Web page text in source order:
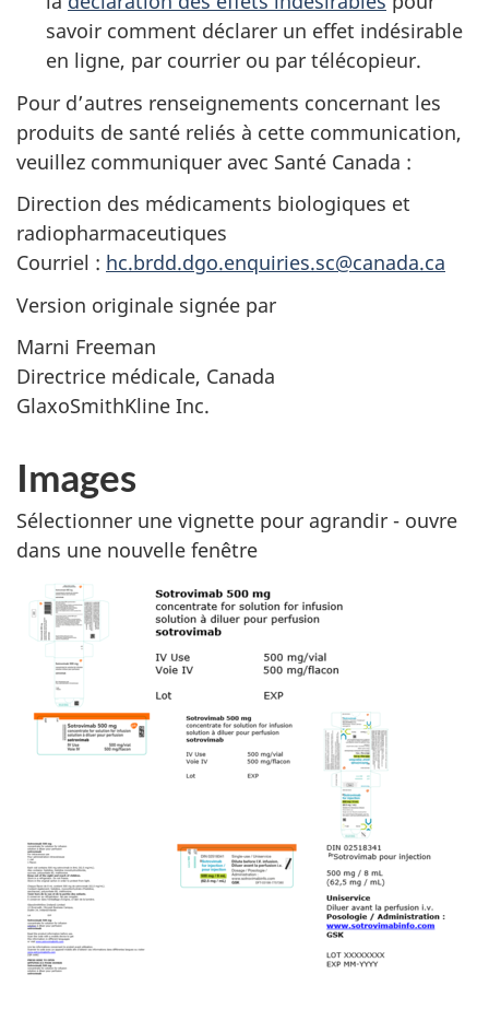
savoir comment déclarer un effet indésirable
en ligne, par courrier ou par télécopieur.
Pour d’autres renseignements concernant les
produits de santé reliés à cette communication,
veuillez communiquer avec Santé Canada :
Direction des médicaments biologiques et
radiopharmaceutiques
Courriel : hc.brdd.dgo.enquiries.sc@canada.ca
Version originale signée par
Marni Freeman
Directrice médicale, Canada
GlaxoSmithKline Inc.
Images
Sélectionner une vignette pour agrandir - ouvre
dans une nouvelle fenêtre